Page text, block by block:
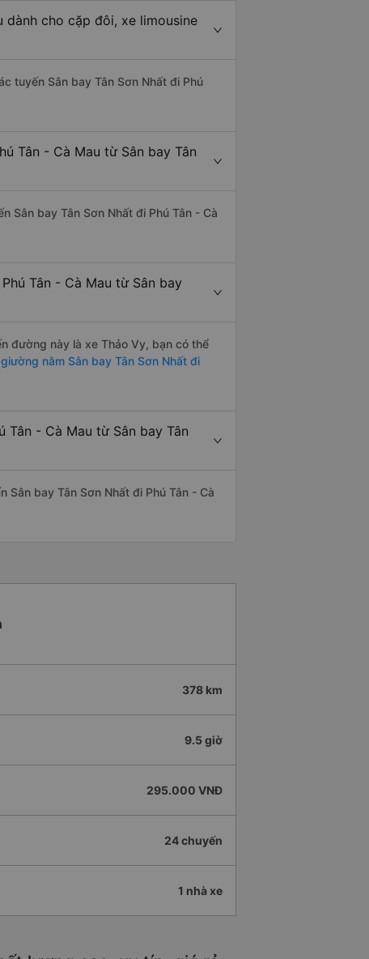
dành cho cặp đôi, xe limousine
tuyến Sân bay Tân Sơn Nhất đi Phú
Tân - Cà Mau từ Sân bay Tân
Sân bay Tân Sơn Nhất đi Phú Tân - Cà
Tân - Cà Mau từ Sân bay
đường này là xe Thảo Vy, bạn có thể
giường nằm Sân bay Tân Sơn Nhất đi
Tân - Cà Mau từ Sân bay Tân
Sân bay Tân Sơn Nhất đi Phú Tân - Cà
378 km
9.5 giờ
295.000 VNĐ
24 chuyến
1 nhà xe